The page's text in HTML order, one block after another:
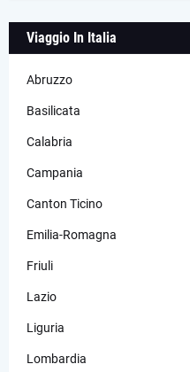
Viaggio In Italia
Abruzzo
Basilicata
Calabria
Campania
Canton Ticino
Emilia-Romagna
Friuli
Lazio
Liguria
Lombardia